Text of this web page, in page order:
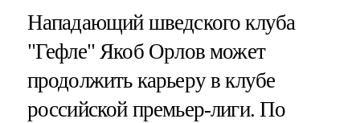
Нападающий шведского клуба
"Гефле" Якоб Орлов может
продолжить карьеру в клубе
российской премьер-лиги. По